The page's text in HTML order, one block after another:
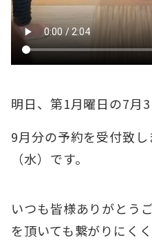
明日、第1月曜日の7月
9月分の予約を受付致
（水）です。
いつも皆様ありがとう
を頂いても繋がりにく